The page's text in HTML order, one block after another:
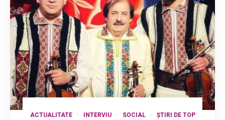
ACTUALITATE INTERVIU SOCIAL ȘTIRI DE TOP